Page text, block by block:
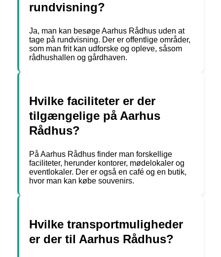
rundvisning?
Ja, man kan besøge Aarhus Rådhus uden at
tage på rundvisning. Der er offentlige områder,
som man frit kan udforske og opleve, såsom
rådhushallen og gårdhaven.
Hvilke faciliteter er der
tilgængelige på Aarhus
Rådhus?
På Aarhus Rådhus finder man forskellige
faciliteter, herunder kontorer, mødelokaler og
eventlokaler. Der er også en café og en butik,
hvor man kan købe souvenirs.
Hvilke transportmuligheder
er der til Aarhus Rådhus?